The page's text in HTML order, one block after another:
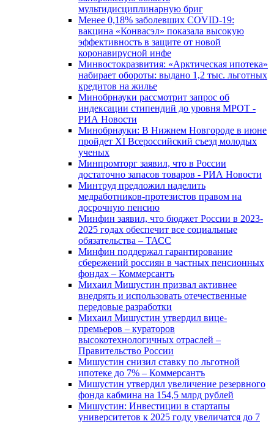
мультидисциплинарную бриг
Менее 0,18% заболевших COVID-19:
вакцина «Конвасэл» показала высокую
эффективность в защите от новой
коронавирусной инфе
Минвостокразвития: «Арктическая ипотека»
набирает обороты: выдано 1,2 тыс. льготных
кредитов на жилье
Минобрнауки рассмотрит запрос об
индексации стипендий до уровня МРОТ -
РИА Новости
Минобрнауки: В Нижнем Новгороде в июне
пройдет XI Всероссийский съезд молодых
ученых
Минпромторг заявил, что в России
достаточно запасов товаров - РИА Новости
Минтруд предложил наделить
медработников-протезистов правом на
досрочную пенсию
Минфин заявил, что бюджет России в 2023-
2025 годах обеспечит все социальные
обязательства – ТАСС
Минфин поддержал гарантирование
сбережений россиян в частных пенсионных
фондах – Коммерсантъ
Михаил Мишустин призвал активнее
внедрять и использовать отечественные
передовые разработки
Михаил Мишустин утвердил вице-
премьеров – кураторов
высокотехнологичных отраслей –
Правительство России
Мишустин снизил ставку по льготной
ипотеке до 7% – Коммерсантъ
Мишустин утвердил увеличение резервного
фонда кабмина на 154,5 млрд рублей
Мишустин: Инвестиции в стартапы
университетов к 2025 году увеличатся до 7